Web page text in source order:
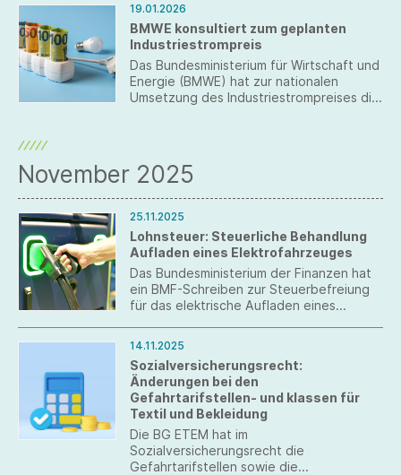
Fachausschusses gefolgt.
19.01.2026
BMWE konsultiert zum geplanten
Industriestrompreis
Das Bundesministerium für Wirtschaft und
Energie (BMWE) hat zur nationalen
Umsetzung des Industriestrompreises die
(Industriestrompreis) für die
Abrechnungsjahre 2026 bis 2028“
November 2025
25.11.2025
Lohnsteuer: Steuerliche Behandlung
Aufladen eines Elektrofahrzeuges
Das Bundesministerium der Finanzen hat
ein BMF-Schreiben zur Steuerbefreiung
für das elektrische Aufladen eines
steuerlichen Behandlung der vom
Arbeitnehmer selbst getragenen
Stromkosten veröffentlicht.
14.11.2025
Sozialversicherungsrecht:
Änderungen bei den
Gefahrtarifstellen- und klassen für
Textil und Bekleidung
Die BG ETEM hat im
Sozialversicherungsrecht die
Gefahrtarifstellen sowie die